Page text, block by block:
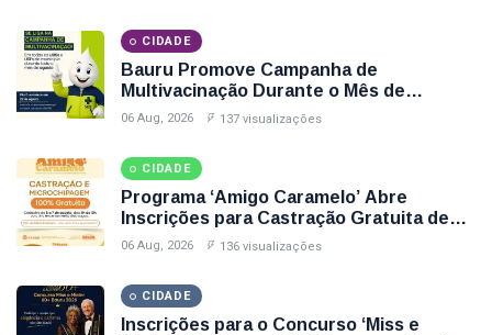
CIDADE
Bauru Promove Campanha de
Multivacinação Durante o Mês de
Agosto; Veja Postos, Horários e Vacinas
06 Aug, 2026 137 visualizações
CIDADE
Programa ‘Amigo Caramelo’ Abre
Inscrições para Castração Gratuita de
Animais no Parque Santa Edwirges em
06 Aug, 2026 136 visualizações
CIDADE
Inscrições para o Concurso ‘Miss e